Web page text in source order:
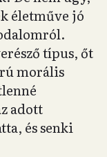
életműve jó
típus, őt
morális
adott
és senki